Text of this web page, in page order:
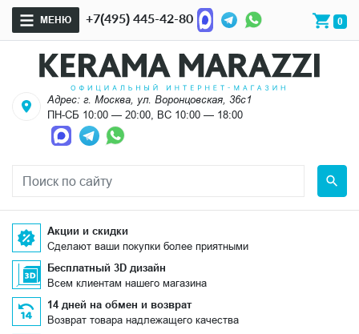
МЕНЮ +7(495) 445-42-80 0
Адрес: г. Москва, ул. Воронцовская, 36с1
ПН-СБ 10:00 — 20:00, ВС 10:00 — 18:00
Акции и скидки
Сделают ваши покупки более приятными
Бесплатный 3D дизайн
Всем клиентам нашего магазина
14 дней на обмен и возврат
Возврат товара надлежащего качества